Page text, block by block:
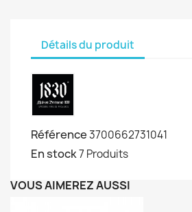
Détails du produit
Référence3700662731041
En stock7 Produits
VOUS AIMEREZ AUSSI